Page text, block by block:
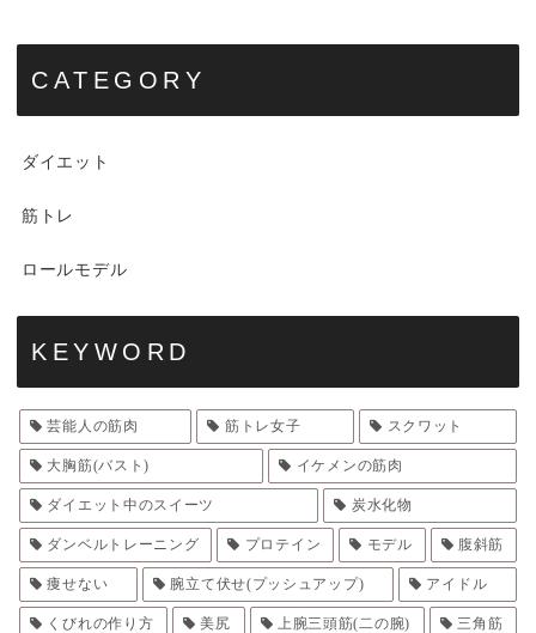
CATEGORY
ダイエット
筋トレ
ロールモデル
KEYWORD
芸能人の筋肉 筋トレ女子 スクワット
大胸筋(バスト) イケメンの筋肉
ダイエット中のスイーツ 炭水化物
ダンベルトレーニング プロテイン モデル 腹斜筋
痩せない 腕立て伏せ(プッシュアップ) アイドル
くびれの作り方 美尻 上腕三頭筋(二の腕) 三角筋